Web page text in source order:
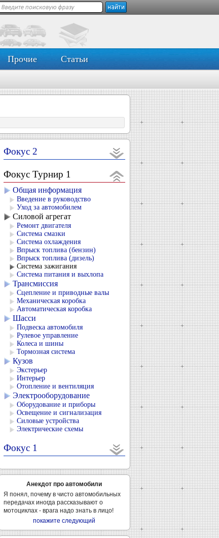
Прочие Статьи
Фокус 2
Фокус Турнир 1
Общая информация
Введение в руководство
Уход за автомобилем
Силовой агрегат
Ремонт двигателя
Система смазки
Система охлаждения
Впрыск топлива (бензин)
Впрыск топлива (дизель)
Система зажигания
Система питания и выхлопа
Трансмиссия
Сцепление и приводные валы
Механическая коробка
Автоматическая коробка
Шасси
Подвеска автомобиля
Рулевое управление
Колеса и шины
Тормозная система
Кузов
Экстерьер
Интерьер
Отопление и вентиляция
Электрооборудование
Оборудование и приборы
Освещение и сигнализация
Силовые устройства
Электрические схемы
Фокус 1
Анекдот про автомобили
Я понял, почему в чисто автомобильных
передачах иногда рассказывают о
мотоциклах - врага надо знать в лицо!
покажите следующий